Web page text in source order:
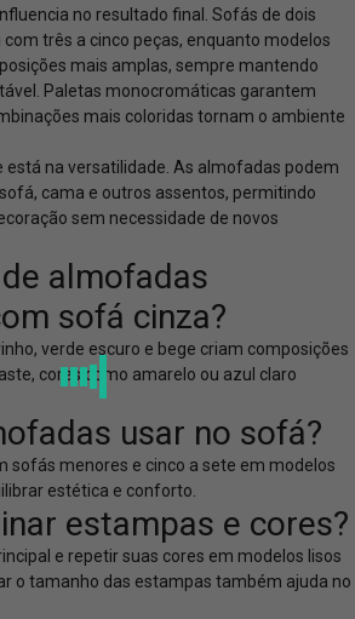
no resultado final. Sofás de dois
três a cinco peças, enquanto modelos
mais amplas, sempre mantendo
Paletas monocromáticas garantem
mais coloridas tornam o ambiente
está na versatilidade. As almofadas podem
cama e outros assentos, permitindo
sem necessidade de novos
almofadas
sofá cinza?
verde escuro e bege criam composições
cores como amarelo ou azul claro
usar no sofá?
sofás menores e cinco a sete em modelos
estética e conforto.
estampas e cores?
e repetir suas cores em modelos lisos
o tamanho das estampas também ajuda no